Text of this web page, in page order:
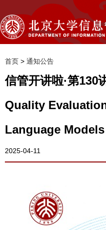
首页 > 通知公告
信管开讲啦·第130
Quality
Language Models
2025-04-11